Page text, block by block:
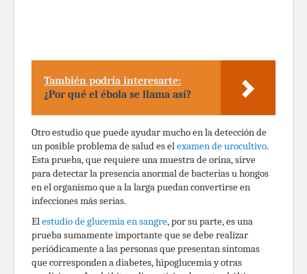
También podría interesarte:
¿Por qué el ébola se llama así?
Otro estudio que puede ayudar mucho en la detección de
un posible problema de salud es elexamen de urocultivo.
Esta prueba, que requiere una muestra de orina, sirve
para detectar la presencia anormal de bacterias u hongos
en el organismo que a la larga puedan convertirse en
infecciones más serias.
Elestudio de glucemia en sangre, por su parte, es una
prueba sumamente importante que se debe realizar
periódicamente a las personas que presentan síntomas
que corresponden a diabetes, hipoglucemia y otras